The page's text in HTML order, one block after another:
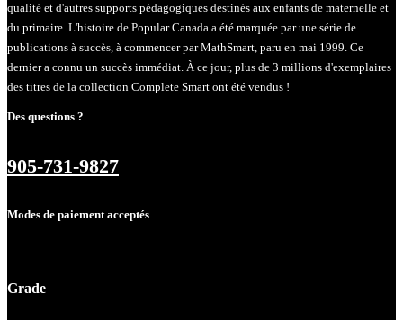
qualité et d'autres supports pédagogiques destinés aux enfants de maternelle et
du primaire. L'histoire de Popular Canada a été marquée par une série de
publications à succès, à commencer par MathSmart, paru en mai 1999. Ce
dernier a connu un succès immédiat. À ce jour, plus de 3 millions d'exemplaires
des titres de la collection Complete Smart ont été vendus !
Des questions ?
905-731-9827
Modes de paiement acceptés
Grade